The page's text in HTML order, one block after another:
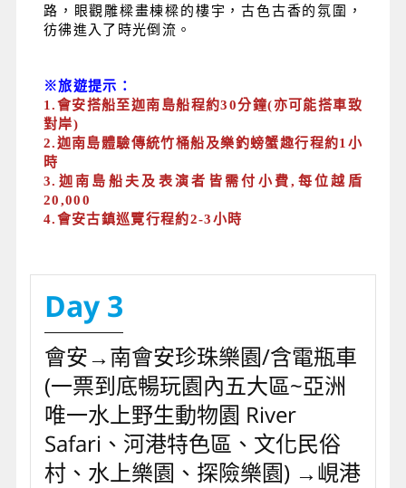
路，眼觀雕樑畫棟樑的樓宇，古色古香的氛圍，
彷彿進入了時光倒流。
※旅遊提示：
1.會安搭船至迦南島船程約30分鐘(亦可能搭車致
對岸)
2.迦南島體驗傳統竹桶船及樂釣螃蟹趣行程約1小
時
3. 迦南島船夫及表演者皆需付小費,每位越盾
20,000
4.會安古鎮巡覽行程約2-3小時
Day 3
會安→南會安珍珠樂園/含電瓶車
(一票到底暢玩園內五大區~亞洲
唯一水上野生動物園 River
Safari、河港特色區、文化民俗
村、水上樂園、探險樂園) →峴港